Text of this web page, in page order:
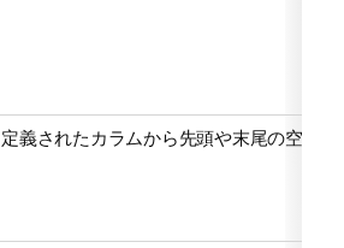
定義されたカラムから先頭や末尾の空白